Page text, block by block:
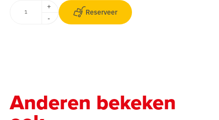
+
-
Reserveer
Anderen bekeken